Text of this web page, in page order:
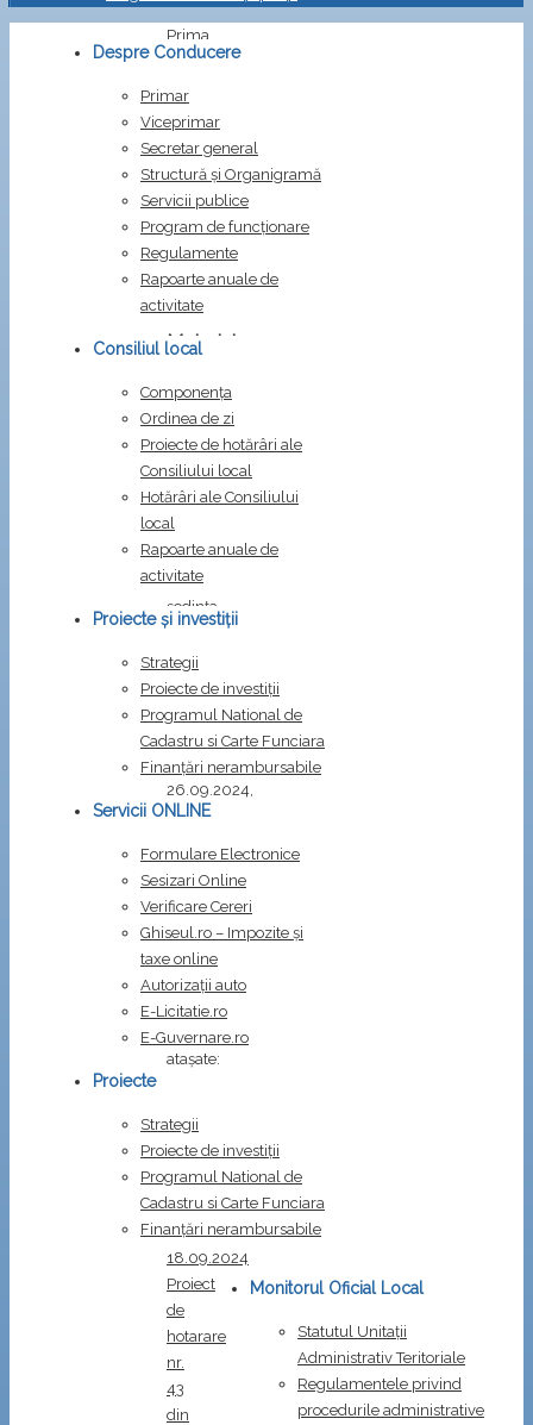
Prima
pagină
HCL
Materiale
sedinta
convocata
data
26.09.2024
Materiale
convocata
in
data
de
26.09.2024
În
ședința
Consiliului
local
Costești
din
data
de
26.09.2024,
vor
dezbătute
următoarele
proiecte
de
hotărâri:
Fișiere
atașate:
de
hotarare
nr.
44
din
18.09.2024
Proiect
de
hotarare
nr.
43
din
Despre Conducere
Primar
Viceprimar
Secretar general
Structură și Organigramă
Servicii publice
Program de funcționare
Regulamente
Rapoarte anuale de
activitate
Consiliul local
Componența
Ordinea de zi
Proiecte de hotărâri ale
Consiliului local
Hotărâri ale Consiliului
local
Rapoarte anuale de
activitate
Proiecte și investiții
Strategii
Proiecte de investiții
Programul National de
Cadastru si Carte Funciara
Finanțări nerambursabile
Servicii ONLINE
Formulare Electronice
Sesizari Online
Verificare Cereri
Ghiseul.ro – Impozite şi
taxe online
Autorizații auto
E-Licitatie.ro
E-Guvernare.ro
Proiecte
Strategii
Proiecte de investiții
Programul National de
Cadastru si Carte Funciara
Finanțări nerambursabile
Monitorul Oficial Local
Statutul Unitații
Administrativ Teritoriale
Regulamentele privind
procedurile administrative